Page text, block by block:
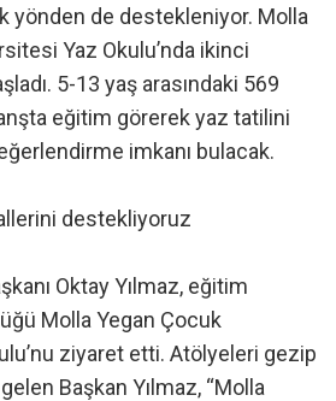
yönden de destekleniyor. Molla
Yaz Okulu’nda ikinci
5-13 yaş arasındaki 569
eğitim görerek yaz tatilini
imkanı bulacak.
destekliyoruz
Oktay Yılmaz, eğitim
Molla Yegan Çocuk
ziyaret etti. Atölyeleri gezip
Başkan Yılmaz, “Molla